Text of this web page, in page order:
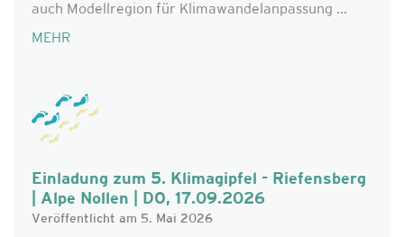
auch Modellregion für Klimawandelanpassung ...
MEHR
Einladung zum 5. Klimagipfel - Riefensberg
| Alpe Nollen | DO, 17.09.2026
Veröffentlicht am 5. Mai 2026